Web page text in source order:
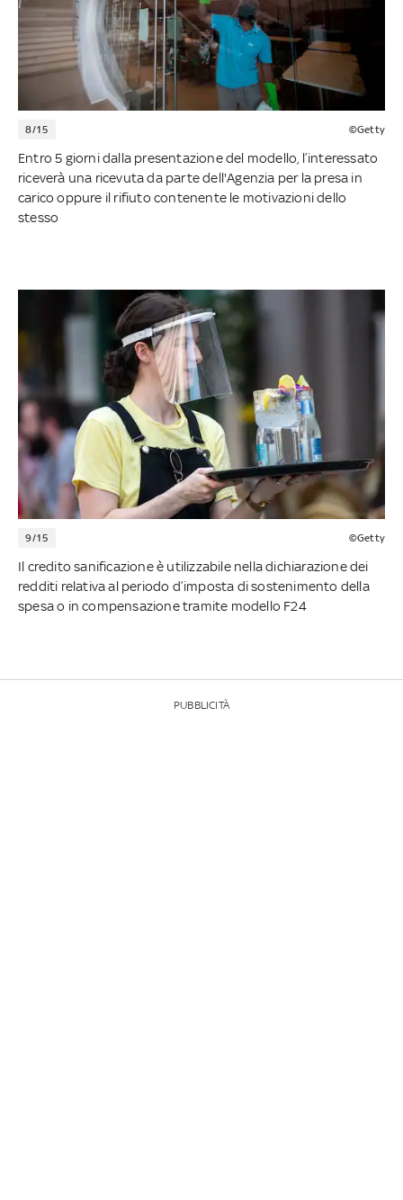
8/15 ©Getty
Entro 5 giorni dalla presentazione del modello, l’interessato
riceverà una ricevuta da parte dell'Agenzia per la presa in
carico oppure il rifiuto contenente le motivazioni dello
stesso
9/15 ©Getty
Il credito sanificazione è utilizzabile nella dichiarazione dei
redditi relativa al periodo d’imposta di sostenimento della
spesa o in compensazione tramite modello F24
PUBBLICITÀ